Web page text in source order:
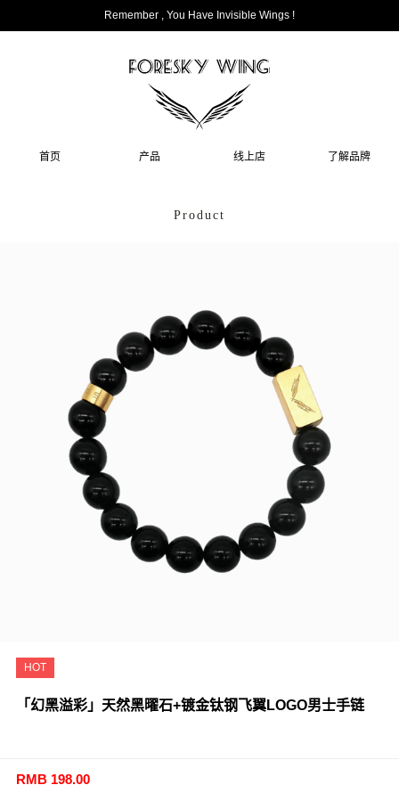
Remember , You Have Invisible Wings !
首页 产品 线上店 了解品牌
Product
HOT
「幻黑溢彩」天然黑曜石+镀金钛钢飞翼LOGO男士手链
RMB 198.00